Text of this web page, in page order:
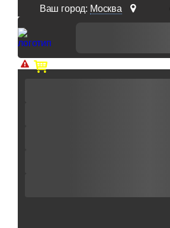
Ваш город: Москва
Доп. скидка от цен на сайте